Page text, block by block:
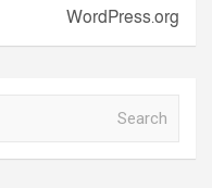
WordPress.org